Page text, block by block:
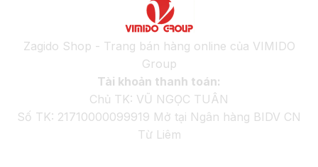
Zagido Shop - Trang bán hàng online của VIMIDO
Group
Tài khoản thanh toán:
Chủ TK: VŨ NGỌC TUÂN
Số TK: 21710000099919 Mở tại Ngân hàng BIDV CN
Từ Liêm